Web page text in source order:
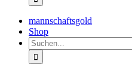
mannschaftsgold
Shop
Suche
nach: